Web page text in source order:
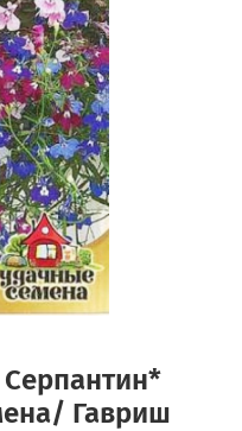
Гавриш